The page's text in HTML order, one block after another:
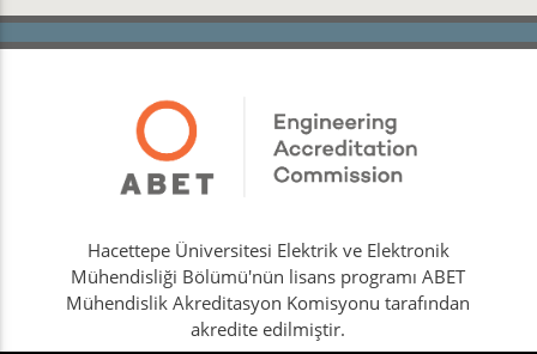
Hacettepe Üniversitesi Elektrik ve Elektronik
Mühendisliği Bölümü'nün lisans programı ABET
Mühendislik Akreditasyon Komisyonu tarafından
akredite edilmiştir.